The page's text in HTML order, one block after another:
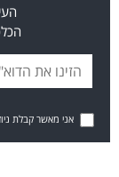
אני מאשר קבלת